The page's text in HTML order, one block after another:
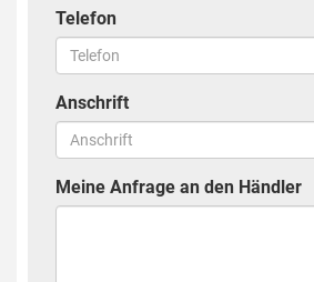
Telefon
Anschrift
Meine Anfrage an den Händler